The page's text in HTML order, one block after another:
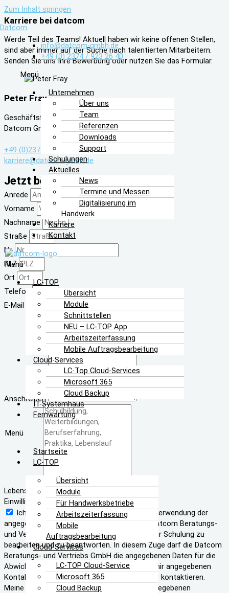
Zum Inhalt springen
Datcom
info@datcom-gmbh.de
+49 (0) 2374 / 923 26 40
Menü
Unternehmen
Über uns
Team
Referenzen
Downloads
Support
Schulungen
Aktuelles
News
Termine und Messen
Digitalisierung im
Handwerk
Karriere
Kontakt
Menü
LC-TOP
Übersicht
Module
Schnittstellen
NEU – LC-TOP App
Arbeitszeiterfassung
Mobile Auftragsbearbeitung
Cloud-Services
LC-Top Cloud-Services
Microsoft 365
Cloud Backup
IT-Systemhaus
Fernwartung
Menü
Startseite
LC-TOP
Übersicht
Module
Für Handwerksbetriebe
Arbeitszeiterfassung
Mobile
Auftragsbearbeitung
Cloud-Services
LC-TOP Cloud-Service
Microsoft 365
Cloud Backup
Karriere bei datcom
Werde Teil des Teams! Aktuell haben wir keine offenen Stellen,
sind aber immer auf der Suche nach talentierten Mitarbeitern.
Senden Sie uns Ihre Bewerbung oder nutzen Sie das Formular.
Peter Fray
Geschäftsführer
Datcom GmbH
+49 (0)2374 / 923 26 40
karriere@datcom-gmbh.de
Jetzt bewerben!
Anrede
Vorname
Nachname
Straße
Nr.
PLZ
Ort
Telefon
E-Mail
Anschreiben
Lebenslauf
Einwilligungserklärung
Ich erkläre hiermit meine Einwilligung zur Verwendung der
angegebenen persönlichen Daten durch die Datcom Beratungs-
und Vertriebs GmbH, um meine Anmeldung zur Schulung zu
bearbeiten und zu beantworten. In diesem Zuge darf die Datcom
Beratungs- und Vertriebs GmbH die angegebenen Daten für die
Abwicklung speichern und mich auf den von mir angegebenen
Kontaktwegen (elektronisch bzw. telefonisch) kontaktieren.
Meine Einwilligung für die Verwendung der angegebenen